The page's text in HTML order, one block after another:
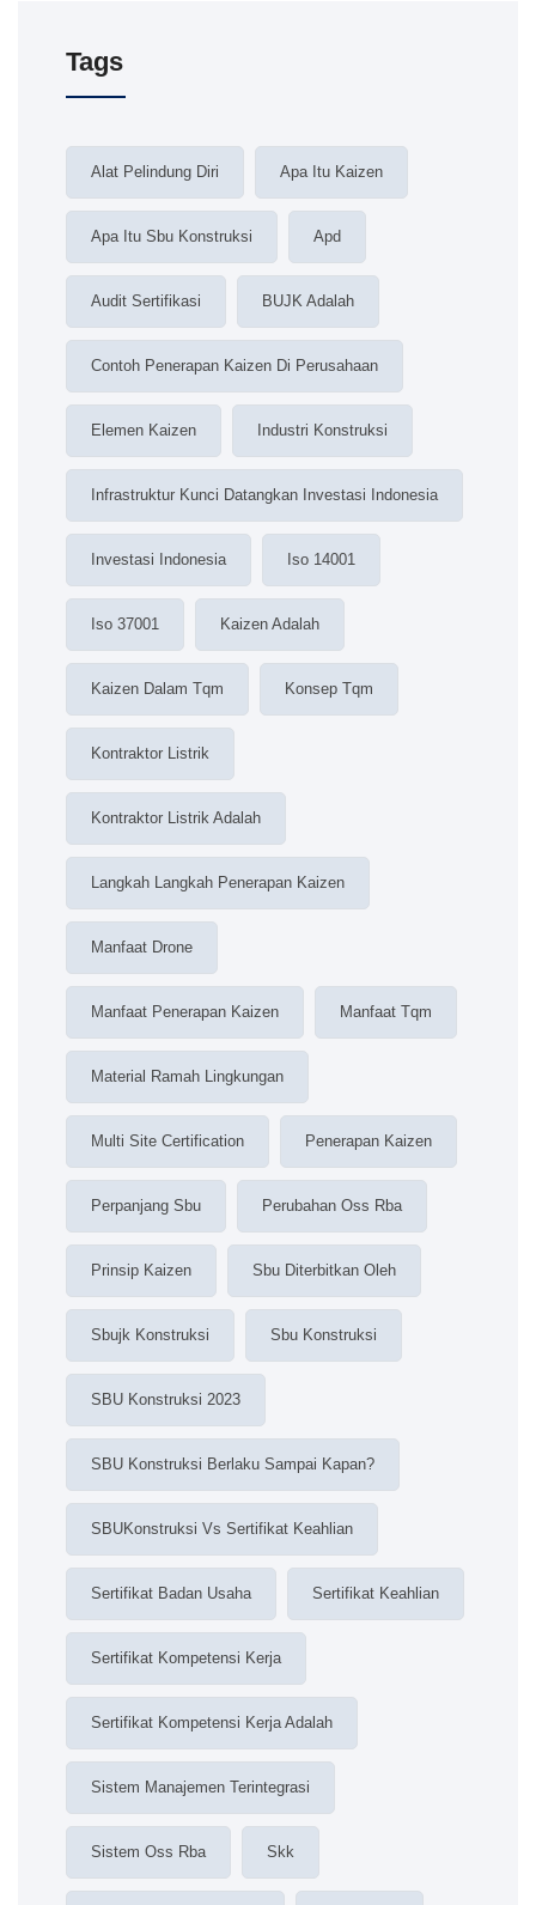
Tags
Alat Pelindung Diri Apa Itu Kaizen
Apa Itu Sbu Konstruksi Apd
Audit Sertifikasi BUJK Adalah
Contoh Penerapan Kaizen Di Perusahaan
Elemen Kaizen Industri Konstruksi
Infrastruktur Kunci Datangkan Investasi Indonesia
Investasi Indonesia Iso 14001
Iso 37001 Kaizen Adalah
Kaizen Dalam Tqm Konsep Tqm
Kontraktor Listrik
Kontraktor Listrik Adalah
Langkah Langkah Penerapan Kaizen
Manfaat Drone
Manfaat Penerapan Kaizen Manfaat Tqm
Material Ramah Lingkungan
Multi Site Certification Penerapan Kaizen
Perpanjang Sbu Perubahan Oss Rba
Prinsip Kaizen Sbu Diterbitkan Oleh
Sbujk Konstruksi Sbu Konstruksi
SBU Konstruksi 2023
SBU Konstruksi Berlaku Sampai Kapan?
SBUKonstruksi Vs Sertifikat Keahlian
Sertifikat Badan Usaha Sertifikat Keahlian
Sertifikat Kompetensi Kerja
Sertifikat Kompetensi Kerja Adalah
Sistem Manajemen Terintegrasi
Sistem Oss Rba Skk